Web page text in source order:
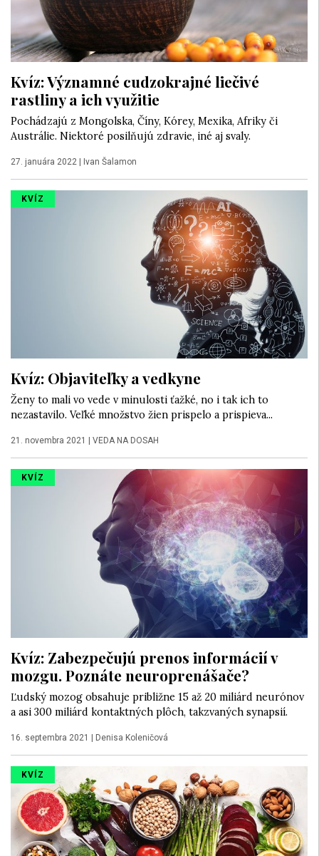
Kvíz: Významné cudzokrajné liečivé
rastliny a ich využitie
Pochádzajú z Mongolska, Číny, Kórey, Mexika, Afriky či
Austrálie. Niektoré posilňujú zdravie, iné aj svaly.
27. januára 2022 Ivan Šalamon
KVÍZ
Kvíz: Objaviteľky a vedkyne
Ženy to mali vo vede v minulosti ťažké, no i tak ich to
nezastavilo. Veľké množstvo žien prispelo a prispieva...
21. novembra 2021 VEDA NA DOSAH
KVÍZ
Kvíz: Zabezpečujú prenos informácií v
mozgu. Poznáte neuroprenášače?
Ľudský mozog obsahuje približne 15 až 20 miliárd neurónov
a asi 300 miliárd kontaktných plôch, takzvaných synapsií.
16. septembra 2021 | Denisa Koleničová
KVÍZ